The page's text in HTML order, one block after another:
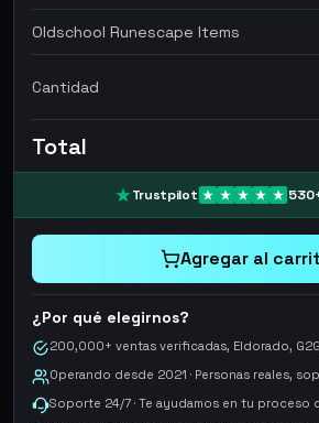
Oldschool Runescape Items
Cantidad
Total
Trustpilot 530
Agregar al
¿Por qué elegirnos?
200,000+ ventas verificadas, Eldorado,
Operando desde 2021 · Personas reales,
Soporte 24/7 · Te ayudamos en tu proceso